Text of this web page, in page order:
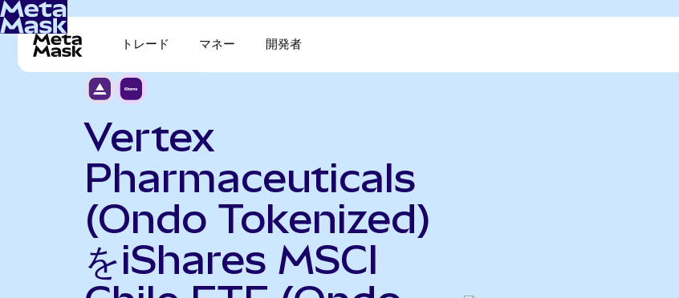
トレード マネー 開発者
Vertex
Pharmaceuticals
(Ondo Tokenized)
をiShares MSCI